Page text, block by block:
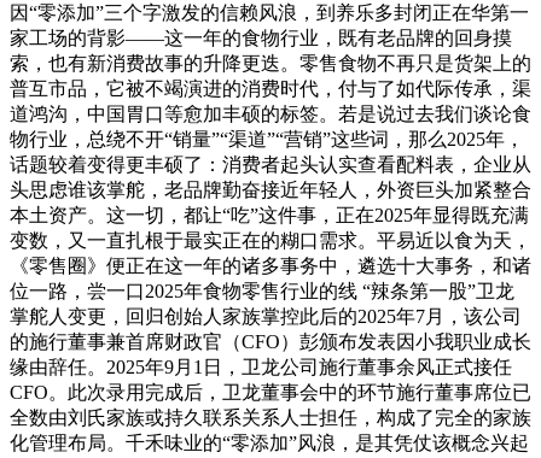
因“零添加”三个字激发的信赖风浪，到养乐多封闭正在华第一
家工场的背影——这一年的食物行业，既有老品牌的回身摸
索，也有新消费故事的升降更迭。零售食物不再只是货架上的
普互市品，它被不竭演进的消费时代，付与了如代际传承，渠
道鸿沟，中国胃口等愈加丰硕的标签。若是说过去我们谈论食
物行业，总绕不开“销量”“渠道”“营销”这些词，那么2025年，
话题较着变得更丰硕了：消费者起头认实查看配料表，企业从
头思虑谁该掌舵，老品牌勤奋接近年轻人，外资巨头加紧整合
本土资产。这一切，都让“吃”这件事，正在2025年显得既充满
变数，又一直扎根于最实正在的糊口需求。平易近以食为天，
《零售圈》便正在这一年的诸多事务中，遴选十大事务，和诸
位一路，尝一口2025年食物零售行业的线 “辣条第一股”卫龙
掌舵人变更，回归创始人家族掌控此后的2025年7月，该公司
的施行董事兼首席财政官（CFO）彭颁布发表因小我职业成长
缘由辞任。2025年9月1日，卫龙公司施行董事余风正式接任
CFO。此次录用完成后，卫龙董事会中的环节施行董事席位已
全数由刘氏家族或持久联系关系人士担任，构成了完全的家族
化管理布局。千禾味业的“零添加”风浪，是其凭仗该概念兴起